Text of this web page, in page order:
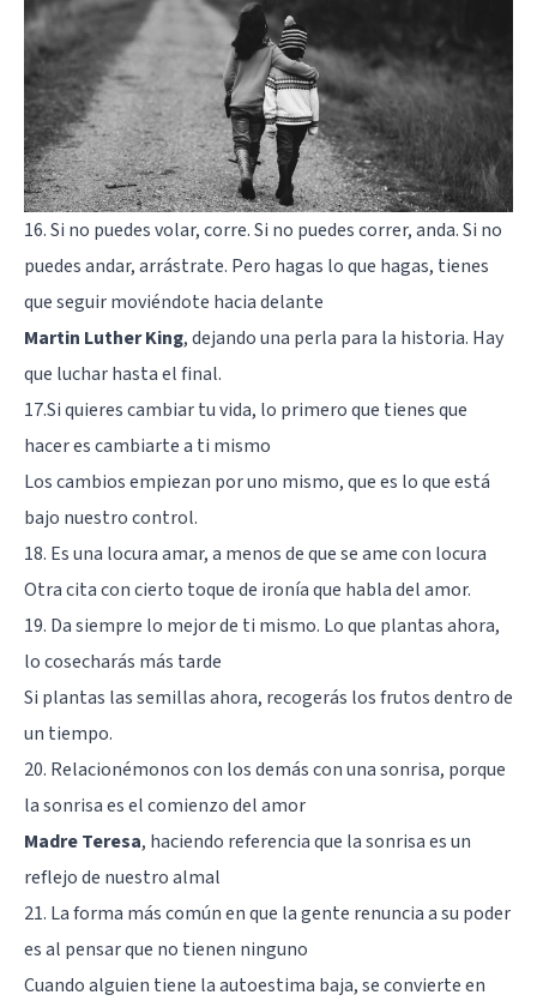
16. Si no puedes volar, corre. Si no puedes correr, anda. Si no
puedes andar, arrástrate. Pero hagas lo que hagas, tienes
que seguir moviéndote hacia delante
Martin Luther King, dejando una perla para la historia. Hay
que luchar hasta el final.
17.Si quieres cambiar tu vida, lo primero que tienes que
hacer es cambiarte a ti mismo
Los cambios empiezan por uno mismo, que es lo que está
bajo nuestro control.
18. Es una locura amar, a menos de que se ame con locura
Otra cita con cierto toque de ironía que habla del amor.
19. Da siempre lo mejor de ti mismo. Lo que plantas ahora,
lo cosecharás más tarde
Si plantas las semillas ahora, recogerás los frutos dentro de
un tiempo.
20. Relacionémonos con los demás con una sonrisa, porque
la sonrisa es el comienzo del amor
Madre Teresa, haciendo referencia que la sonrisa es un
reflejo de nuestro almal
21. La forma más común en que la gente renuncia a su poder
es al pensar que no tienen ninguno
Cuando alguien tiene la autoestima baja, se convierte en